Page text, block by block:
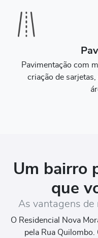
Pavimentação com
criação de
Um bairro
que
As vantagens de
O Residencial Nova
pela Rua